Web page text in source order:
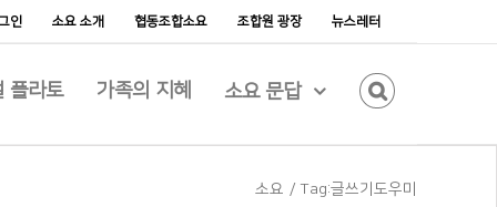
인 소요 소개 협동조합소요 조합원 광장 뉴스레터
플라토 가족의 지혜 소요 문답
소요 / Tag:글쓰기도우미